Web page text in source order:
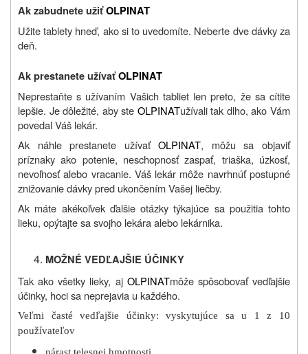
Ak zabudnete užiťOLPINAT
Užite tablety hneď, ako si to uvedomíte. Neberte dve dávky za
deň.
Ak prestanete užívaťOLPINAT
Neprestaňte s užívaním Vašich tabliet len preto, že sa cítite
lepšie. Je dôležité, aby ste OLPINATužívali tak dlho, ako Vám
povedal Váš lekár.
Ak náhle prestanete užívať OLPINAT, môžu sa objaviť
príznaky ako potenie, neschopnosť zaspať, triaška, úzkosť,
nevoľnosť alebo vracanie. Váš lekár môže navrhnúť postupné
znižovanie dávky pred ukončením Vašej liečby.
Ak máte akékoľvek ďalšie otázky týkajúce sa použitia tohto
lieku, opýtajte sa svojho lekára alebo lekárnika.
MOŽNÉ VEDĽAJŠIE ÚČINKY
Tak ako všetky lieky, aj OLPINATmôže spôsobovať vedľajšie
účinky, hoci sa neprejavia u každého.
Veľmi časté vedľajšie účinky: vyskytujúce sa u 1 z 10
používateľov